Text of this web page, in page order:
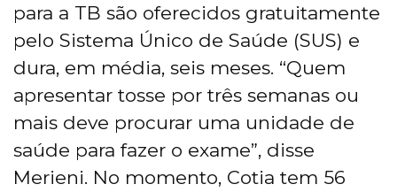
para a TB são oferecidos gratuitamente
pelo Sistema Único de Saúde (SUS) e
dura, em média, seis meses. “Quem
apresentar tosse por três semanas ou
mais deve procurar uma unidade de
saúde para fazer o exame”, disse
Merieni. No momento, Cotia tem 56